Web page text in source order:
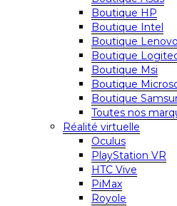
Boutique HP
Boutique Intel
Boutique Lenovo
Boutique
Boutique Msi
Boutique
Boutique
Toutes nos
Réalité virtuelle
Oculus
PlayStation VR
HTC Vive
PiMax
Royole